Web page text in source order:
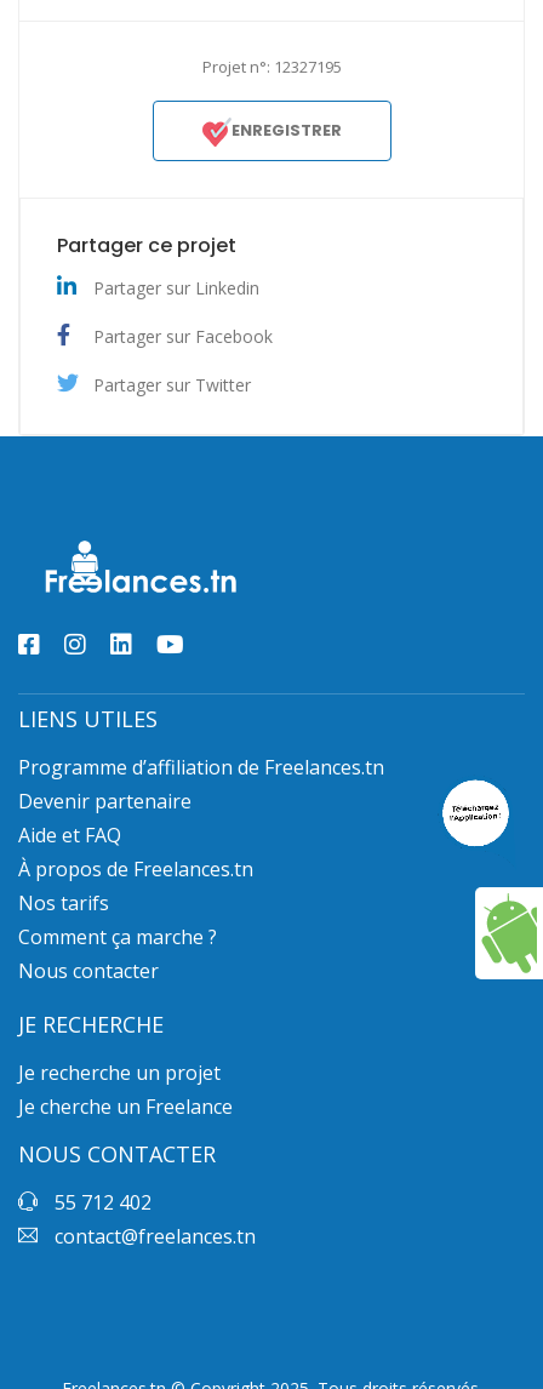
Projet n°: 12327195
ENREGISTRER
Partager ce projet
Partager sur Linkedin
Partager sur Facebook
Partager sur Twitter
LIENS UTILES
Programme d’affiliation de Freelances.tn
Devenir partenaire
Aide et FAQ
À propos de Freelances.tn
Nos tarifs
Comment ça marche ?
Nous contacter
JE RECHERCHE
Je recherche un projet
Je cherche un Freelance
NOUS CONTACTER
55 712 402
contact@freelances.tn